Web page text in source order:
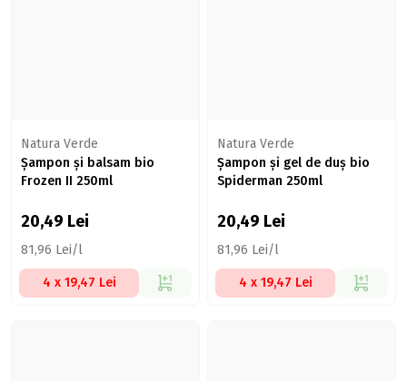
Natura Verde
Șampon și balsam bio
Frozen II 250ml
20,49 Lei
81,96 Lei/l
4 x 19,47 Lei
Natura Verde
Șampon și gel de duș bio
Spiderman 250ml
20,49 Lei
81,96 Lei/l
4 x 19,47 Lei